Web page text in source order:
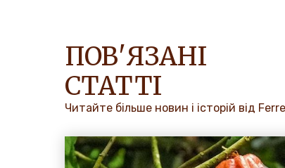
ПОВ'ЯЗАНІ
СТАТТІ
Читайте більше новин і історій від